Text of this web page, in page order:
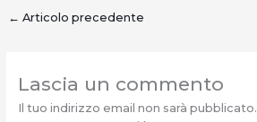
← Articolo precedente
Lascia un commento
Il tuo indirizzo email non sarà pubblicato.